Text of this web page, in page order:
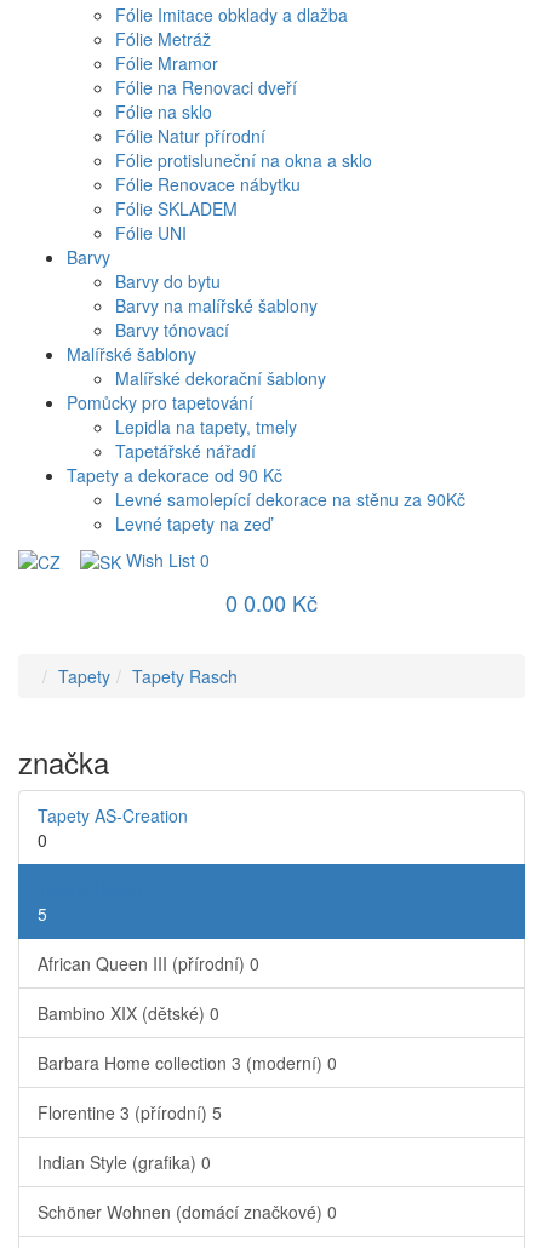
Fólie Imitace obklady a dlažba
Fólie Metráž
Fólie Mramor
Fólie na Renovaci dveří
Fólie na sklo
Fólie Natur přírodní
Fólie protisluneční na okna a sklo
Fólie Renovace nábytku
Fólie SKLADEM
Fólie UNI
Barvy
Barvy do bytu
Barvy na malířské šablony
Barvy tónovací
Malířské šablony
Malířské dekorační šablony
Pomůcky pro tapetování
Lepidla na tapety, tmely
Tapetářské nářadí
Tapety a dekorace od 90 Kč
Levné samolepící dekorace na stěnu za 90Kč
Levné tapety na zeď
Wish List 0
0 0.00 Kč
Tapety Tapety Rasch
značka
Tapety AS-Creation
0
5
African Queen III (přírodní) 0
Bambino XIX (dětské) 0
Barbara Home collection 3 (moderní) 0
Florentine 3 (přírodní) 5
Indian Style (grafika) 0
Schöner Wohnen (domácí značkové) 0